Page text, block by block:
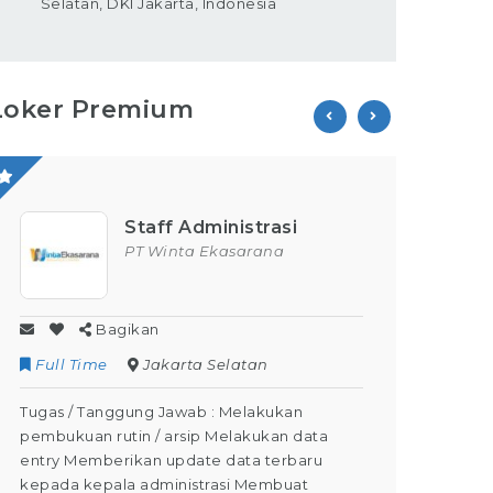
Premium
Staff Administrasi
PT Winta Ekasarana
Bagikan
Full Time
Jakarta Selatan
Tugas / Tanggung Jawab : Melakukan
pembukuan rutin / arsip Melakukan data
entry Memberikan update data terbaru
kepada kepala administrasi Membuat